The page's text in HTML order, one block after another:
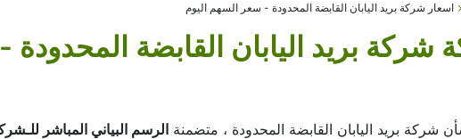
اسعار شركة بريد اليابان القابضة المحدودة - سعر السهم اليوم
بريد اليابان القابضة المحدودة
بريد اليابان القابضة المحدودة ، متضمنة الرسم البياني المباشر